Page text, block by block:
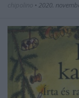
• 2020.